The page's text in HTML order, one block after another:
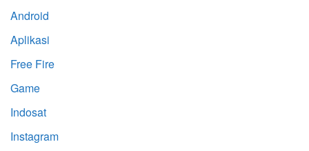
Android
Aplikasi
Free Fire
Game
Indosat
Instagram